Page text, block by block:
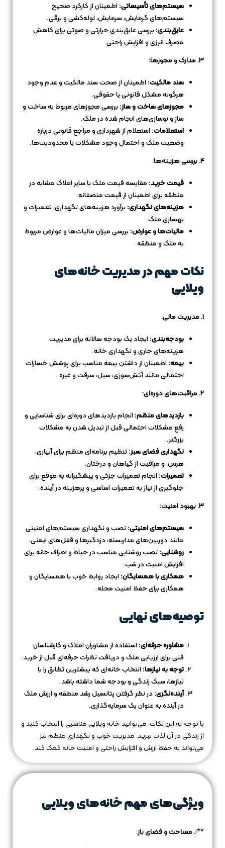
سیستم‌های تأسیساتی:اطمینان از کارکرد صحیح
سیستم‌های گرمایش، سرمایش، لوله‌کشی و برقی.
عایق‌بندی:بررسی عایق‌بندی حرارتی و صوتی برای کاهش
مصرف انرژی و افزایش راحتی.
3. مدارک و مجوزها:
سند مالکیت:اطمینان از صحت سند مالکیت و عدم وجود
هرگونه مشکل قانونی یا حقوقی.
مجوزهای ساخت و ساز:بررسی مجوزهای مربوط به ساخت و
ساز و نوسازی‌های انجام شده در ملک.
استعلامات:استعلام از شهرداری و مراجع قانونی درباره
وضعیت ملک و احتمال وجود مشکلات یا محدودیت‌ها.
4. بررسی هزینه‌ها:
قیمت خرید: مقایسه قیمت ملک با سایر املاک مشابه در
منطقه برای اطمینان از قیمت منصفانه.
هزینه‌های نگهداری:برآورد هزینه‌های نگهداری، تعمیرات و
بهسازی ملک.
مالیات‌ها و عوارض:بررسی میزان مالیات‌ها و عوارض مربوط
به ملک و منطقه.
نکات مهم در مدیریت خانه‌های
ویلایی
1. مدیریت مالی:
بودجه‌بندی:ایجاد یک بودجه سالانه برای مدیریت
هزینه‌های جاری و نگهداری خانه.
بیمه:اطمینان از داشتن بیمه مناسب برای پوشش خسارات
احتمالی مانند آتش‌سوزی، سیل، سرقت و غیره.
2. مراقبت‌های دوره‌ای:
بازدیدهای منظم:انجام بازدیدهای دوره‌ای برای شناسایی و
رفع مشکلات احتمالی قبل از تبدیل شدن به مشکلات
بزرگتر.
نگهداری فضای سبز:تنظیم برنامه‌ای منظم برای آبیاری،
هرس، و مراقبت از گیاهان و درختان.
تعمیرات:انجام تعمیرات جزئی و پیشگیرانه به موقع برای
جلوگیری از نیاز به تعمیرات اساسی و پرهزینه در آینده.
3. بهبود امنیت:
سیستم‌های امنیتی:نصب و نگهداری سیستم‌های امنیتی
مانند دوربین‌های مداربسته، دزدگیرها و قفل‌های ایمنی.
روشنایی:نصب روشنایی مناسب در حیاط و اطراف خانه برای
افزایش امنیت در شب.
همکاری با همسایگان:ایجاد روابط خوب با همسایگان و
همکاری برای حفظ امنیت محله.
توصیه‌های نهایی
مشاوره حرفه‌ای:استفاده از مشاوران املاک و کارشناسان
فنی برای ارزیابی ملک و دریافت نظرات حرفه‌ای قبل از خرید.
توجه به نیازها:انتخاب خانه‌ای که بیشترین تطابق را با
نیازها، سبک زندگی و بودجه شما داشته باشد.
آینده‌نگری: در نظر گرفتن پتانسیل رشد منطقه و ارزش ملک
در آینده به عنوان یک سرمایه‌گذاری.
با توجه به این نکات، می‌توانید خانه ویلایی مناسبی را انتخاب کنید و
از زندگی در آن لذت ببرید. مدیریت خوب و نگهداری منظم نیز
می‌تواند به حفظ ارزش و افزایش راحتی و امنیت خانه کمک کند.
ویژگی‌های مهم خانه‌های ویلایی
**1. مساحت و فضای باز: